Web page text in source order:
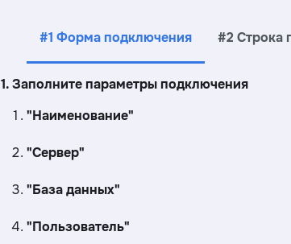
#1 Форма подключения #2 Строка
1. Заполните параметры подключения
"Наименование"
"Сервер"
"База данных"
"Пользователь"